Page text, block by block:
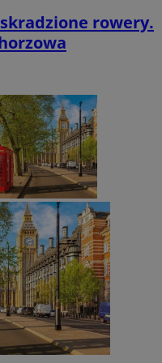
rowery.
mojchorzow.pl
mojchorzow.pl
CookieScript
mojchorzow.pl